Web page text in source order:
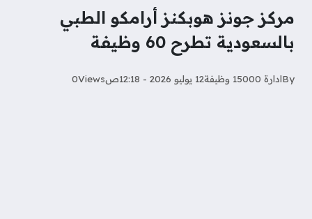
مركز جونز هوبكنز أرامكو الطبي
بالسعودية تطرح 60 وظيفة
Byادارة 15000 وظيفة 12 يوليو 2026 - 12:18ص Views
0